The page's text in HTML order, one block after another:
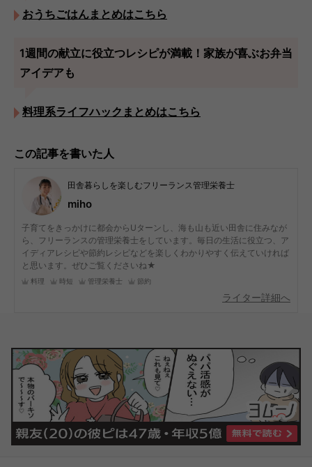
おうちごはんまとめはこちら
1週間の献立に役立つレシピが満載！家族が喜ぶお弁当
アイデアも
料理系ライフハックまとめはこちら
この記事を書いた人
田舎暮らしを楽しむフリーランス管理栄養士
miho
子育てをきっかけに都会からUターンし、海も山も近い田舎に住みなが
ら、フリーランスの管理栄養士をしています。毎日の生活に役立つ、ア
イディアレシピや節約レシピなどを楽しくわかりやすく伝えていければ
と思います。ぜひご覧くださいね★
料理 時短 管理栄養士 節約
ライター詳細へ